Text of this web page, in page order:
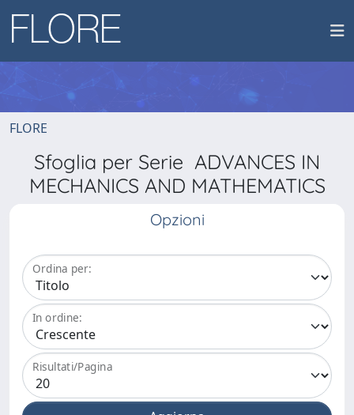
FLORE
Sfoglia per Serie ADVANCES IN
MECHANICS AND MATHEMATICS
Opzioni
Ordina per:
In ordine:
Risultati/Pagina